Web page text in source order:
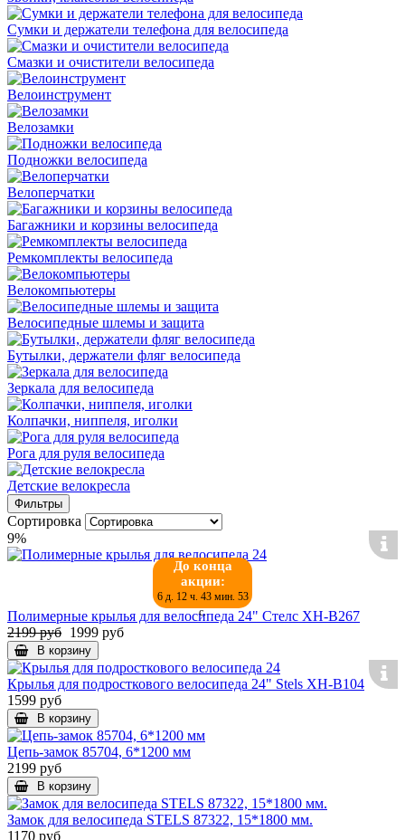
Сумки и держатели телефона для велосипеда
Смазки и очистители велосипеда
Велоинструмент
Велозамки
Подножки велосипеда
Велоперчатки
Багажники и корзины велосипеда
Ремкомплекты велосипеда
Велокомпьютеры
Велосипедные шлемы и защита
Бутылки, держатели фляг велосипеда
Зеркала для велосипеда
Колпачки, ниппеля, иголки
Рога для руля велосипеда
Детские велокресла
Фильтры
Сортировка
9%
До конца
акции:
6 д. 12 ч. 43 мин. 53
с.
Полимерные крылья для велосипеда 24" Стелс XH-B267
2199 руб 1999 руб
В корзину
Крылья для подросткового велосипеда 24" Stels XH-B104
1599 руб
В корзину
Цепь-замок 85704, 6*1200 мм
2199 руб
В корзину
Замок для велосипеда STELS 87322, 15*1800 мм.
1170 руб